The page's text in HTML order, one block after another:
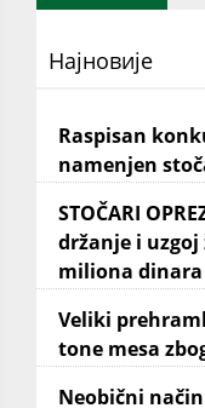
Најновије
Raspisan
namenjen
STOČARI
držanje i
miliona dinara
Veliki
tone mesa
Neobični